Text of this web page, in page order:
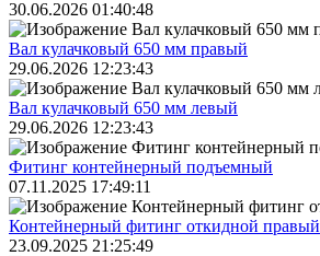
30.06.2026 01:40:48
Вал кулачковый 650 мм правый
29.06.2026 12:23:43
Вал кулачковый 650 мм левый
29.06.2026 12:23:43
Фитинг контейнерный подъемный
07.11.2025 17:49:11
Контейнерный фитинг откидной правый
23.09.2025 21:25:49